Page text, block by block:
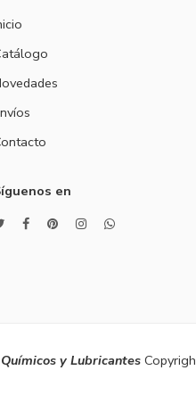
en
y Lubricantes